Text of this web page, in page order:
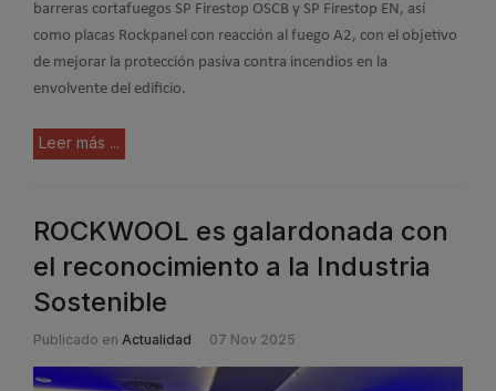
barreras cortafuegos SP Firestop OSCB y SP Firestop EN, así
como placas Rockpanel con reacción al fuego A2, con el objetivo
de mejorar la protección pasiva contra incendios en la
envolvente del edificio.
Leer más ...
ROCKWOOL es galardonada con
el reconocimiento a la Industria
Sostenible
Publicado en Actualidad 07 Nov 2025